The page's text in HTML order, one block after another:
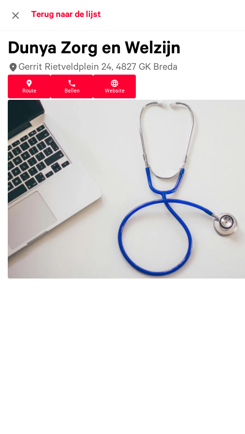
Terug naar de lijst
Dunya Zorg en Welzijn
Gerrit Rietveldplein 24, 4827 GK Breda
Route Bellen Website